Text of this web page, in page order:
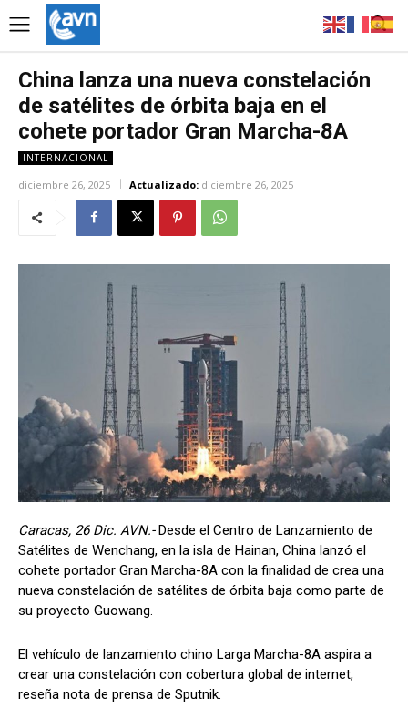
China lanza una nueva constelación
de satélites de órbita baja en el
cohete portador Gran Marcha-8A
INTERNACIONAL
diciembre 26, 2025 Actualizado: diciembre 26, 2025
Caracas, 26 Dic. AVN.-Desde el Centro de Lanzamiento de
Satélites de Wenchang, en la isla de Hainan, China lanzó el
cohete portador Gran Marcha-8A con la finalidad de crea una
nueva constelación de satélites de órbita baja como parte de
su proyecto Guowang.
El vehículo de lanzamiento chino Larga Marcha-8A aspira a
crear una constelación con cobertura global de internet,
reseña nota de prensa de Sputnik.